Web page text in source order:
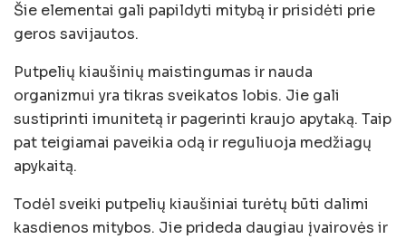
Šie elementai gali papildyti mitybą ir prisidėti prie
geros savijautos.
Putpelių kiaušinių maistingumas ir nauda
organizmui yra tikras sveikatos lobis. Jie gali
sustiprinti imunitetą ir pagerinti kraujo apytaką. Taip
pat teigiamai paveikia odą ir reguliuoja medžiagų
apykaitą.
Todėl sveiki putpelių kiaušiniai turėtų būti dalimi
kasdienos mitybos. Jie prideda daugiau įvairovės ir